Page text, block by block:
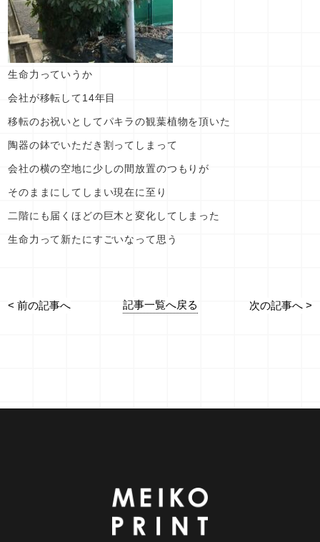
生命力っていうか
会社が移転して14年目
移転のお祝いとしてパキラの観葉植物を頂いた
陶器の鉢でいただき割ってしまって
会社の横の空地に少しの間放置のつもりが
そのままにしてしまい現在に至り
二階にも届くほどの巨木と変化してしまった
生命力って新たにすごいなって思う
< 前の記事へ 記事一覧へ戻る 次の記事へ >